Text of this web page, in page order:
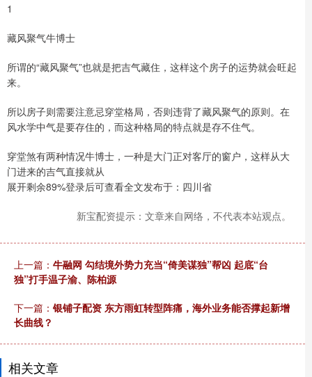
1
藏风聚气牛博士
所谓的“藏风聚气”也就是把吉气藏住，这样这个房子的运势就会旺起
来。
所以房子则需要注意忌穿堂格局，否则违背了藏风聚气的原则。在
风水学中气是要存住的，而这种格局的特点就是存不住气。
穿堂煞有两种情况牛博士，一种是大门正对客厅的窗户，这样从大
门进来的吉气直接就从
展开剩余89%登录后可查看全文发布于：四川省
新宝配资提示：文章来自网络，不代表本站观点。
上一篇： 牛融网 勾结境外势力充当“倚美谋独”帮凶 起底“台
独”打手温子渝、陈柏源
下一篇： 银铺子配资 东方雨虹转型阵痛，海外业务能否撑起新增
长曲线？
相关文章